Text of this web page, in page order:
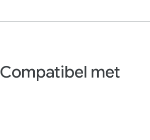
Compatibel met